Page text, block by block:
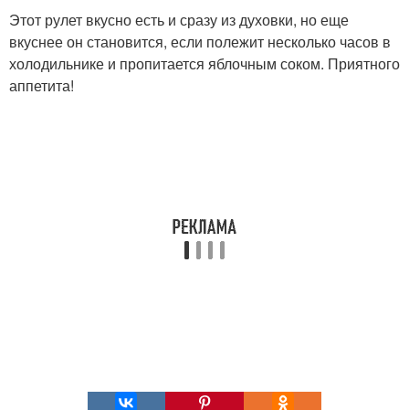
Этот рулет вкусно есть и сразу из духовки, но еще
вкуснее он становится, если полежит несколько часов в
холодильнике и пропитается яблочным соком. Приятного
аппетита!